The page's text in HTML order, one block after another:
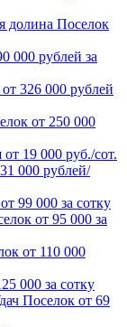
долина Поселок
000 рублей за
от 326 000 рублей
от 250 000
от 19 000 руб./сот.
000 рублей/
от 99 000 за сотку
от 95 000 за
от 110 000
000 за сотку
Поселок от 69